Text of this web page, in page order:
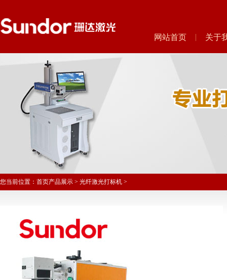
网站首页 关于
您当前位置： 首页产品展示 > 光纤激光打标机 >